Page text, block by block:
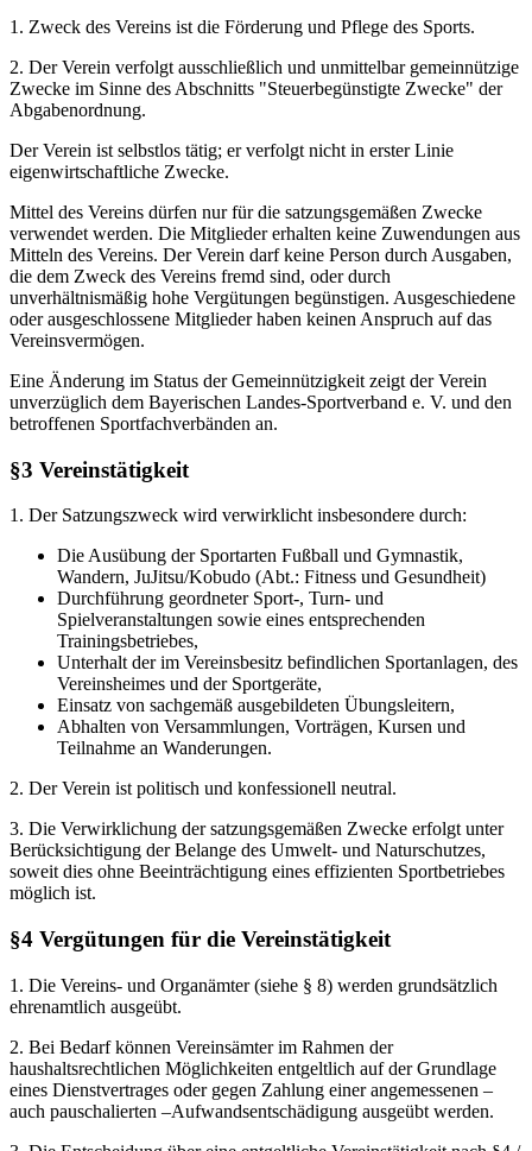
1. Zweck des Vereins ist die Förderung und Pflege des Sports.
2. Der Verein verfolgt ausschließlich und unmittelbar gemeinnützige
Zwecke im Sinne des Abschnitts "Steuerbegünstigte Zwecke" der
Abgabenordnung.
Der Verein ist selbstlos tätig; er verfolgt nicht in erster Linie
eigenwirtschaftliche Zwecke.
Mittel des Vereins dürfen nur für die satzungsgemäßen Zwecke
verwendet werden. Die Mitglieder erhalten keine Zuwendungen aus
Mitteln des Vereins. Der Verein darf keine Person durch Ausgaben,
die dem Zweck des Vereins fremd sind, oder durch
unverhältnismäßig hohe Vergütungen begünstigen. Ausgeschiedene
oder ausgeschlossene Mitglieder haben keinen Anspruch auf das
Vereinsvermögen.
Eine Änderung im Status der Gemeinnützigkeit zeigt der Verein
unverzüglich dem Bayerischen Landes-Sportverband e. V. und den
betroffenen Sportfachverbänden an.
§3 Vereinstätigkeit
1. Der Satzungszweck wird verwirklicht insbesondere durch:
Die Ausübung der Sportarten Fußball und Gymnastik,
Wandern, JuJitsu/Kobudo (Abt.: Fitness und Gesundheit)
Durchführung geordneter Sport-, Turn- und
Spielveranstaltungen sowie eines entsprechenden
Trainingsbetriebes,
Unterhalt der im Vereinsbesitz befindlichen Sportanlagen, des
Vereinsheimes und der Sportgeräte,
Einsatz von sachgemäß ausgebildeten Übungsleitern,
Abhalten von Versammlungen, Vorträgen, Kursen und
Teilnahme an Wanderungen.
2. Der Verein ist politisch und konfessionell neutral.
3. Die Verwirklichung der satzungsgemäßen Zwecke erfolgt unter
Berücksichtigung der Belange des Umwelt- und Naturschutzes,
soweit dies ohne Beeinträchtigung eines effizienten Sportbetriebes
möglich ist.
§4 Vergütungen für die Vereinstätigkeit
1. Die Vereins- und Organämter (siehe § 8) werden grundsätzlich
ehrenamtlich ausgeübt.
2. Bei Bedarf können Vereinsämter im Rahmen der
haushaltsrechtlichen Möglichkeiten entgeltlich auf der Grundlage
eines Dienstvertrages oder gegen Zahlung einer angemessenen –
auch pauschalierten –Aufwandsentschädigung ausgeübt werden.